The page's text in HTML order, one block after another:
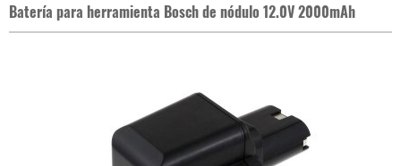
Batería para herramienta Bosch de nódulo 12.0V 2000mAh